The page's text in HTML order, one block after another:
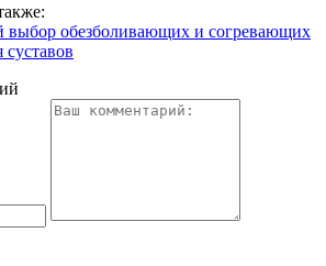
обезболивающих и согревающих
суставов